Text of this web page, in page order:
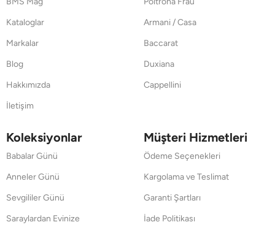
Kataloglar
Markalar
Blog
Hakkımızda
İletişim
Armani / Casa
Baccarat
Duxiana
Cappellini
Koleksiyonlar
Babalar Günü
Anneler Günü
Sevgililer Günü
Saraylardan Evinize
Müşteri Hizmetleri
Ödeme Seçenekleri
Kargolama ve Teslimat
Garanti Şartları
İade Politikası